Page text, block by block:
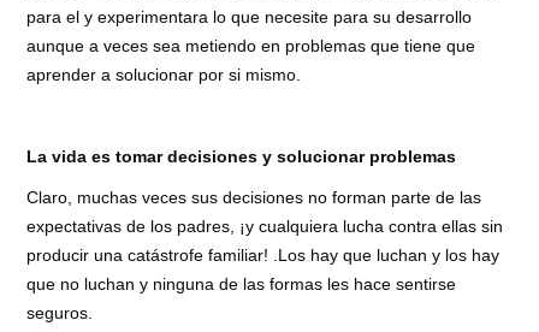
para el y experimentara lo que necesite para su desarrollo
aunque a veces sea metiendo en problemas que tiene que
aprender a solucionar por si mismo.
La vida es tomar decisiones y solucionar problemas
Claro, muchas veces sus decisiones no forman parte de las
expectativas de los padres, ¡y cualquiera lucha contra ellas sin
producir una catástrofe familiar! .Los hay que luchan y los hay
que no luchan y ninguna de las formas les hace sentirse
seguros.